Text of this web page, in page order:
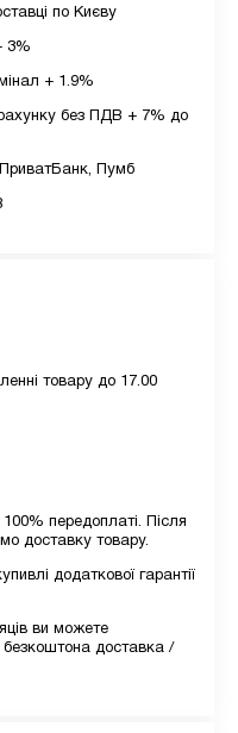
вам необхідно
в
комісій
товару до 17.00
передоплаті. Після
доставку товару.
додаткової гарантії
ви можете
безкоштона доставка /
по Києву
3%
+ 1.9%
без ПДВ + 7% до
Пумб